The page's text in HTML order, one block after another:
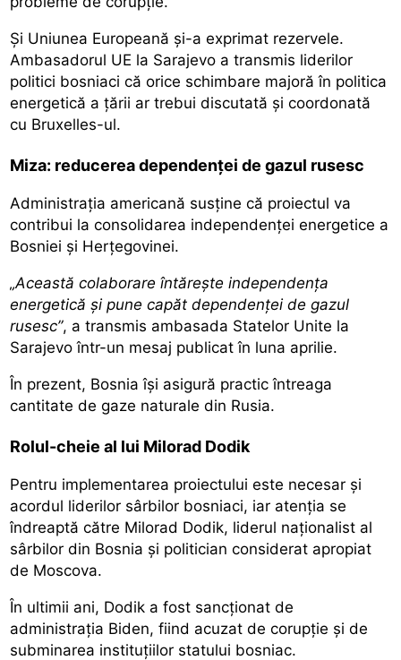
Și Uniunea Europeană și-a exprimat rezervele.
Ambasadorul UE la Sarajevo a transmis liderilor
politici bosniaci că orice schimbare majoră în politica
energetică a țării ar trebui discutată și coordonată
cu Bruxelles-ul.
Miza: reducerea dependenței de gazul rusesc
Administrația americană susține că proiectul va
contribui la consolidarea independenței energetice a
Bosniei și Herțegovinei.
„Această colaborare întărește independența
energetică și pune capăt dependenței de gazul
rusesc”, a transmis ambasada Statelor Unite la
Sarajevo într-un mesaj publicat în luna aprilie.
În prezent, Bosnia își asigură practic întreaga
cantitate de gaze naturale din Rusia.
Rolul-cheie al lui Milorad Dodik
Pentru implementarea proiectului este necesar și
acordul liderilor sârbilor bosniaci, iar atenția se
îndreaptă către Milorad Dodik, liderul naționalist al
sârbilor din Bosnia și politician considerat apropiat
de Moscova.
În ultimii ani, Dodik a fost sancționat de
administrația Biden, fiind acuzat de corupție și de
subminarea instituțiilor statului bosniac.